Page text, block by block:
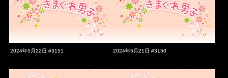
2024年5月22日 #3151 2024年5月21日 #3150